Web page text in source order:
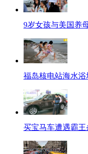
9岁女孩与美国养
福岛核电站海水
买宝马车遭遇霸王